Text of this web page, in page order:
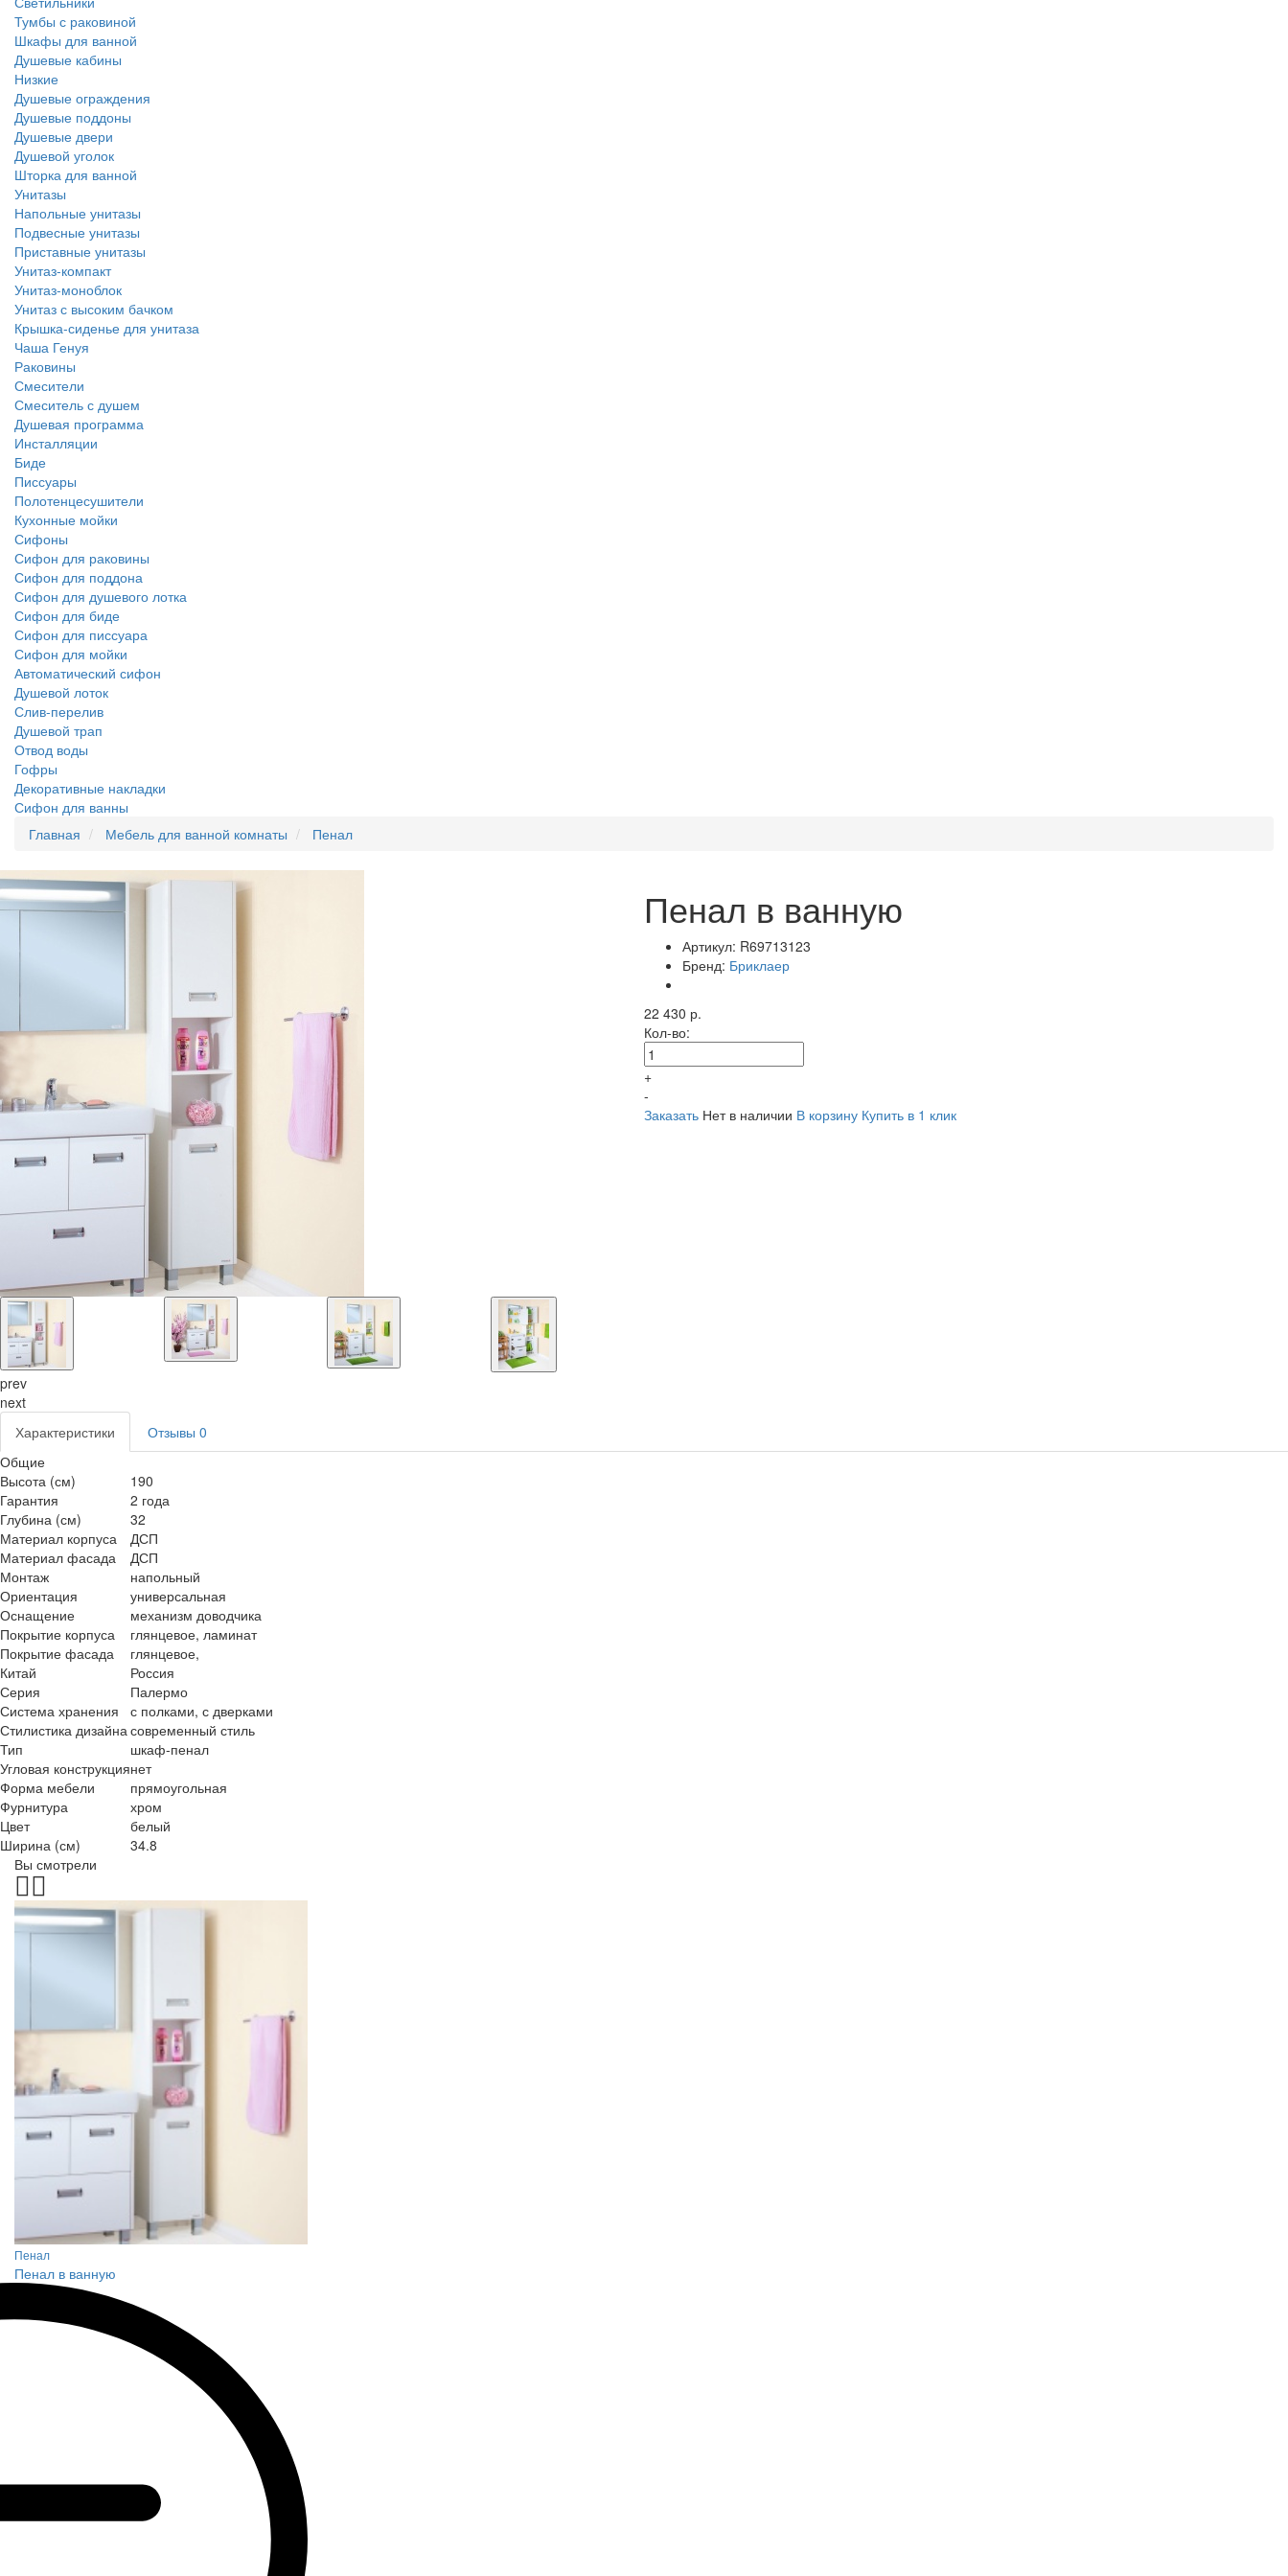
Тумбы с раковиной
Шкафы для ванной
Душевые кабины
Низкие
Душевые ограждения
Душевые поддоны
Душевые двери
Душевой уголок
Шторка для ванной
Унитазы
Напольные унитазы
Подвесные унитазы
Приставные унитазы
Унитаз-компакт
Унитаз-моноблок
Унитаз с высоким бачком
Крышка-сиденье для унитаза
Чаша Генуя
Раковины
Смесители
Смеситель с душем
Душевая программа
Инсталляции
Биде
Писсуары
Полотенцесушители
Кухонные мойки
Сифоны
Сифон для раковины
Сифон для поддона
Сифон для душевого лотка
Сифон для биде
Сифон для писсуара
Сифон для мойки
Автоматический сифон
Душевой лоток
Слив-перелив
Душевой трап
Отвод воды
Гофры
Декоративные накладки
Сифон для ванны
Главная
Мебель для ванной комнаты Пенал
prev
next
Пенал в ванную
Артикул: R69713123
Бренд: Бриклаер
22 430 р.
Кол-во:
+
-
Заказать Нет в наличии В корзину Купить в 1 клик
Характеристики Отзывы 0
Общие
Высота (см)
190
Гарантия
2 года
Глубина (см)
32
Материал корпуса
ДСП
Материал фасада
ДСП
Монтаж
напольный
Ориентация
универсальная
Оснащение
механизм доводчика
Покрытие корпуса
глянцевое, ламинат
Покрытие фасада
глянцевое,
Китай
Россия
Серия
Палермо
Система хранения
с полками, с дверками
Стилистика дизайнасовременный стиль
Тип
шкаф-пенал
Угловая конструкциянет
Форма мебели
прямоугольная
Фурнитура
хром
Цвет
белый
Ширина (см)
34.8
Вы смотрели
Пенал
Пенал в ванную